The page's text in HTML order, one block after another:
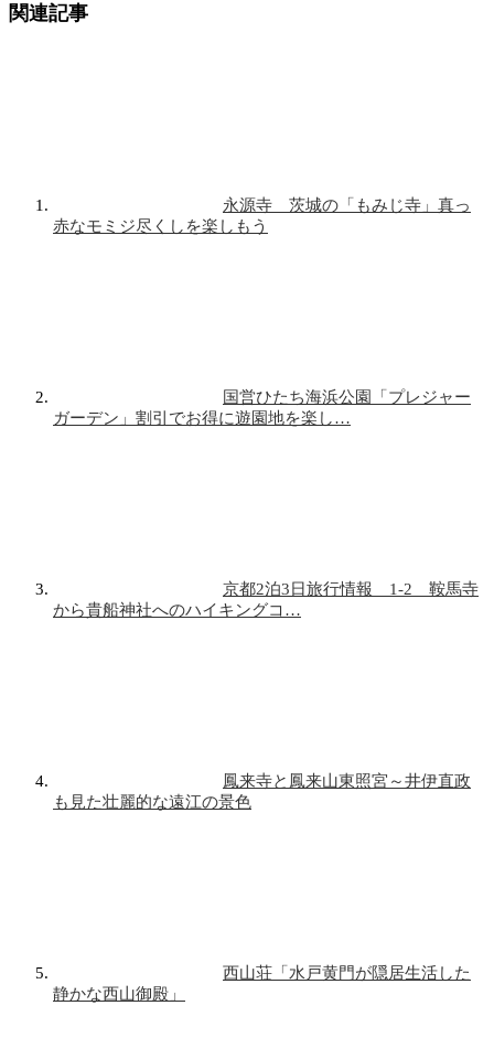
関連記事
永源寺 茨城の「もみじ寺」真っ
赤なモミジ尽くしを楽しもう
国営ひたち海浜公園「プレジャー
ガーデン」割引でお得に遊園地を楽し…
京都2泊3日旅行情報 1-2 鞍馬寺
から貴船神社へのハイキングコ…
鳳来寺と鳳来山東照宮～井伊直政
も見た壮麗的な遠江の景色
西山荘「水戸黄門が隠居生活した
静かな西山御殿」